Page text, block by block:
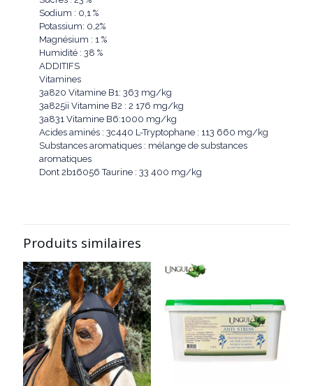
Sodium : 0,1 %
Potassium: 0,2%
Magnésium : 1 %
Humidité : 38 %
ADDITIFS
Vitamines
3a820 Vitamine B1: 363 mg/kg
3a825ii Vitamine B2 : 2 176 mg/kg
3a831 Vitamine B6:1000 mg/kg
Acides aminés : 3c440 L-Tryptophane : 113 660 mg/kg
Substances aromatiques : mélange de substances
aromatiques
Dont 2b16056 Taurine : 33 400 mg/kg
Produits similaires